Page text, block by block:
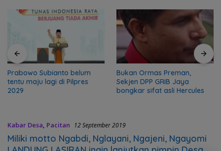
Prabowo Subianto belum
tentu maju lagi di Pilpres
2029
Bukan Ormas Preman,
Sekjen DPP GRIB Jaya
bongkar sifat asli Hercules
Kabar Desa, Pacitan 12 September 2019
Miliki motto Ngabdi, Nglayani, Ngajeni, Ngayomi